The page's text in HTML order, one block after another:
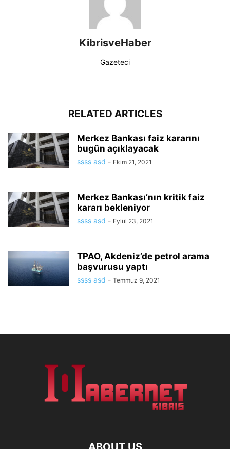
KibrisveHaber
Gazeteci
RELATED ARTICLES
Merkez Bankası faiz kararını
bugün açıklayacak
ssss asd - Ekim 21, 2021
Merkez Bankası’nın kritik faiz
kararı bekleniyor
ssss asd - Eylül 23, 2021
TPAO, Akdeniz’de petrol arama
başvurusu yaptı
ssss asd - Temmuz 9, 2021